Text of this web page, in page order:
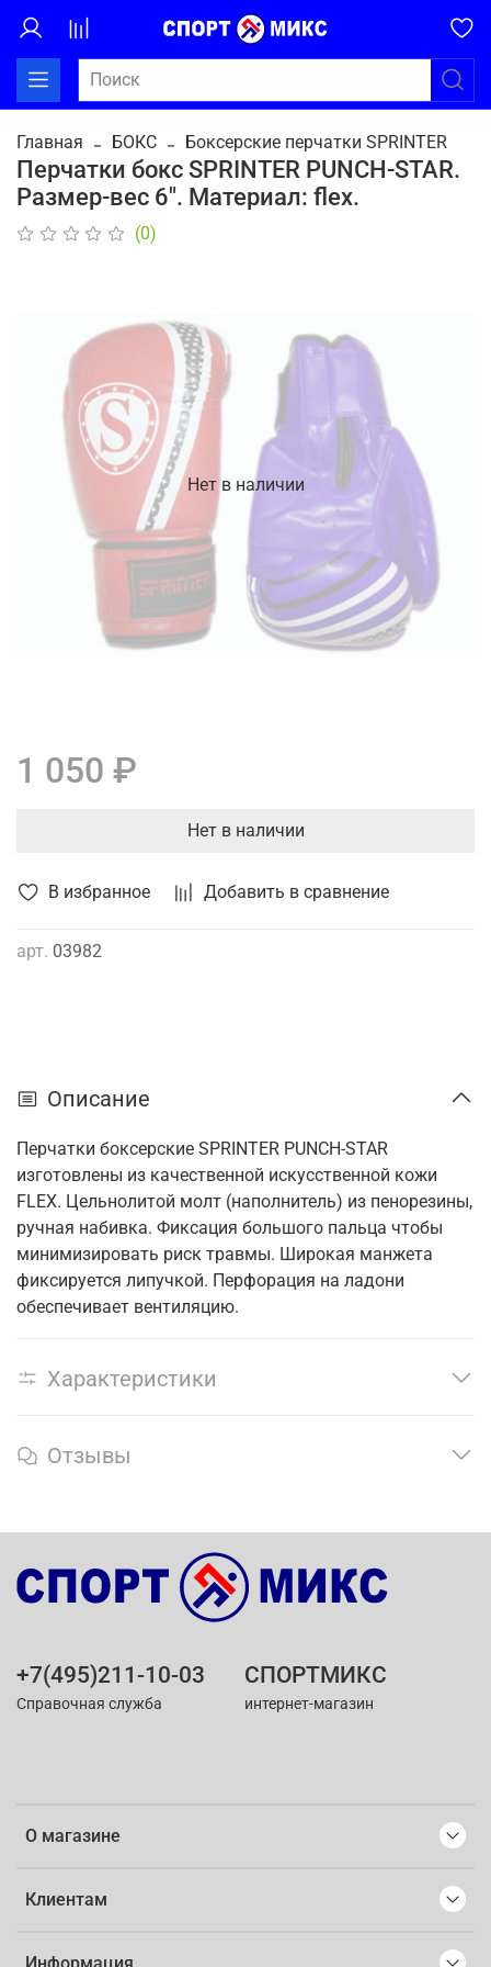
Главная БОКС Боксерские перчатки SPRINTER
Перчатки бокс SPRINTER PUNCH-STAR.
Размер-вес 6". Материал: flex.
(0)
В избранное Добавить в сравнение
арт. 03982
Нет в наличии
1 050 ₽
Нет в наличии
Описание
Перчатки боксерские SPRINTER PUNCH-STAR
изготовлены из качественной искусственной кожи
FLEX. Цельнолитой молт (наполнитель) из пенорезины,
ручная набивка. Фиксация большого пальца чтобы
минимизировать риск травмы. Широкая манжета
фиксируется липучкой. Перфорация на ладони
обеспечивает вентиляцию.
Характеристики
Отзывы
О магазине
Клиентам
+7(495)211-10-03
Справочная служба
СПОРТМИКС
интернет-магазин